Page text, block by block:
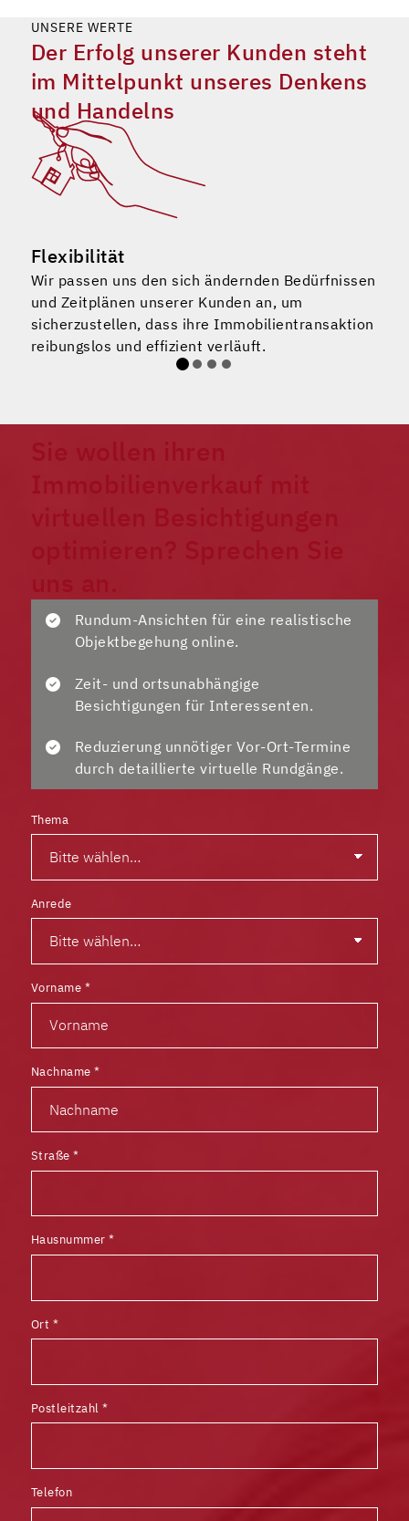
UNSERE WERTE
Der Erfolg unserer Kunden steht
im Mittelpunkt unseres Denkens
und Handelns
Flexibilität
Wir passen uns den sich ändernden Bedürfnissen
und Zeitplänen unserer Kunden an, um
sicherzustellen, dass ihre Immobilientransaktion
reibungslos und effizient verläuft.
Rundum-Ansichten für eine realistische
Objektbegehung online.
Zeit- und ortsunabhängige
Besichtigungen für Interessenten.
Reduzierung unnötiger Vor-Ort-Termine
durch detaillierte virtuelle Rundgänge.
Thema
Anrede
Vorname *
Nachname*
Straße*
Hausnummer*
Ort *
Postleitzahl*
Telefon